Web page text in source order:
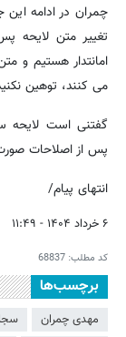
چمران در ادامه
تغییر متن لایحه
امانتدار هستیم و
می کنند، توهین
گفتنی است لایحه
پس از اصلاحات صورت گرفته، با ۱۳ رأی
انتهای پیام/
۶ خرداد ۱۴۰۴ - ۱۱:۴۹
کد مطلب: 68837
برچسب‌ها
مهدی چمران